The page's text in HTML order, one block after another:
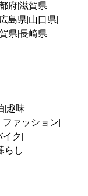
府滋賀県
広島県 山口県
県 長崎県
趣味
ファッション
イク
らし